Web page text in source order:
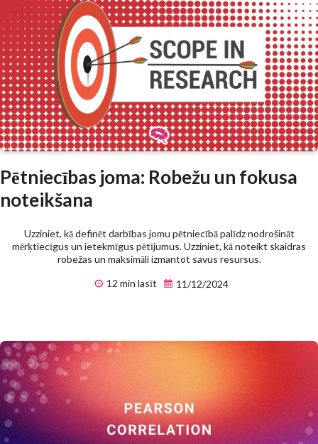
Pētniecības joma: Robežu un fokusa
noteikšana
Uzziniet, kā definēt darbības jomu pētniecībā palīdz nodrošināt
mērķtiecīgus un ietekmīgus pētījumus. Uzziniet, kā noteikt skaidras
robežas un maksimāli izmantot savus resursus.
12 min lasīt
11/12/2024